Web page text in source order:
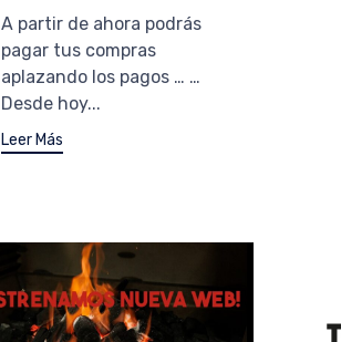
A partir de ahora podrás
pagar tus compras
aplazando los pagos … …
Desde hoy...
Leer Más